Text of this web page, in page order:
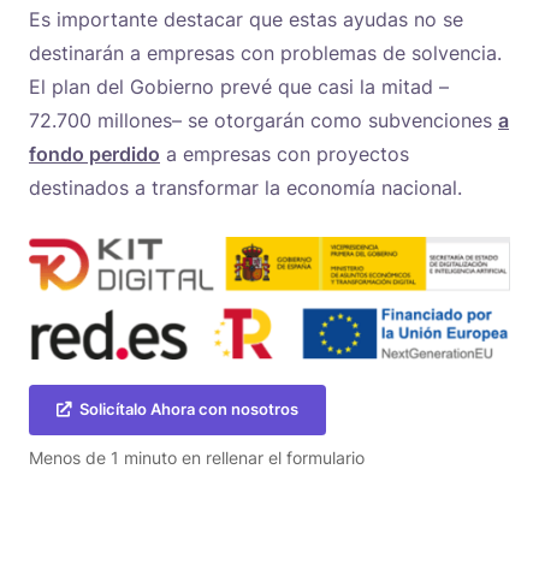
Es importante destacar que estas ayudas no se
destinarán a empresas con problemas de solvencia.
El plan del Gobierno prevé que casi la mitad –
72.700 millones– se otorgarán como subvenciones a
fondo perdido a empresas con proyectos
destinados a transformar la economía nacional.
Solicítalo Ahora con nosotros
Menos de 1 minuto en rellenar el formulario